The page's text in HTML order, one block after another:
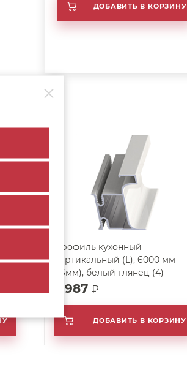
ДОБАВИТЬ В КОРЗИНУ
Профиль кухонный
вертикальный (L), 6000 мм
(16мм), белый глянец (4)
арт. 37094
5 987 ₽
ДОБАВИТЬ В КОРЗИНУ